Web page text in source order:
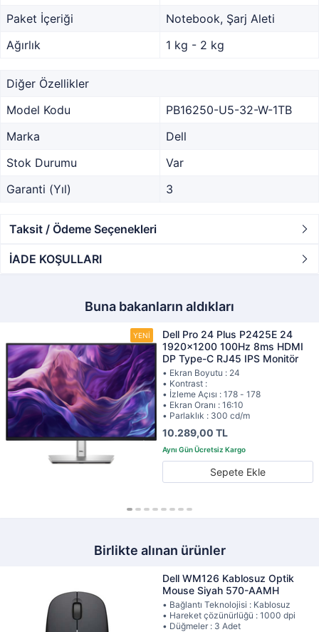
Paket İçeriği
Notebook, Şarj Aleti
Ağırlık
1 kg - 2 kg
Diğer Özellikler
Model Kodu
PB16250-U5-32-W-1TB
Marka
Dell
Stok Durumu
Var
Garanti (Yıl)
3
Taksit / Ödeme Seçenekleri
İADE KOŞULLARI
Buna bakanların aldıkları
Dell Pro 24 Plus P2425E 24
1920x1200 100Hz 8ms HDMI
DP Type-C RJ45 IPS Monitör
• Ekran Boyutu : 24
• Kontrast :
• İzleme Açısı : 178 - 178
• Ekran Oranı : 16:10
• Parlaklık : 300 cd/m
10.289,00 TL
Sepete Ekle
Birlikte alınan ürünler
Dell WM126 Kablosuz Optik
Mouse Siyah 570-AAMH
• Bağlantı Teknolojisi : Kablosuz
• Hareket çözünürlüğü : 1000 dpi
• Düğmeler : 3 Adet